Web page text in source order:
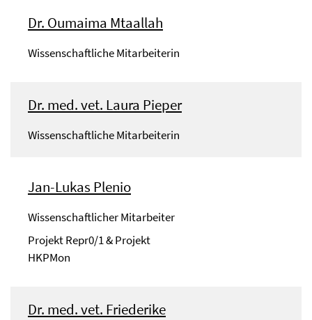
Dr. Oumaima Mtaallah
Wissenschaftliche Mitarbeiterin
Dr. med. vet. Laura Pieper
Wissenschaftliche Mitarbeiterin
Jan-Lukas Plenio
Wissenschaftlicher Mitarbeiter
Projekt Repr0/1 & Projekt
HKPMon
Dr. med. vet. Friederike